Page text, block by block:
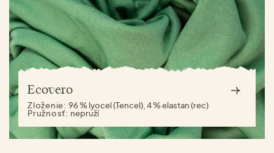
Ecovero
Zloženie: 96 % lyocel (Tencel), 4 % elastan (rec)
Pružnosť: nepruží